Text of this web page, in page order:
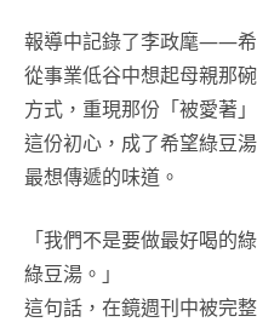
報導中記錄了李政麾——
從事業低谷中想起母親那
方式，重現那份「被愛著
這份初心，成了希望綠豆
最想傳遞的味道。
「我們不是要做最好喝的
綠豆湯。」
這句話，在鏡週刊中被完